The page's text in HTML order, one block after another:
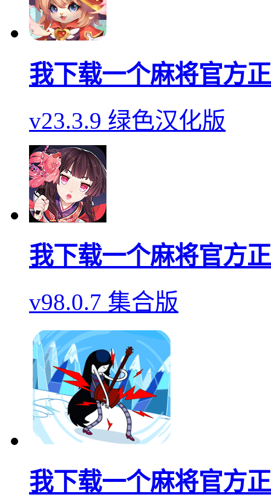
我下载一个麻将官方
v23.3.9 绿色汉化版
我下载一个麻将官方
v98.0.7 集合版
我下载一个麻将官方